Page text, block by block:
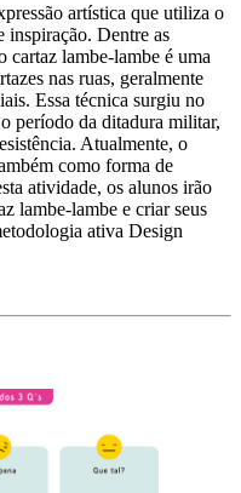
artística que utiliza o
inspiração. Dentre as
cartaz lambe-lambe é uma
nas ruas, geralmente
Essa técnica surgiu no
período da ditadura militar,
Atualmente, o
como forma de
atividade, os alunos irão
lambe-lambe e criar seus
ativa Design